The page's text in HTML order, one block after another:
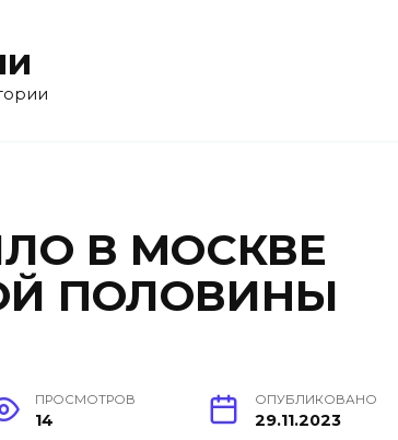
В МОСКВЕ
ПОЛОВИНЫ
ПРОСМОТРОВ
14
ОПУБЛИКОВАНО
29.11.2023